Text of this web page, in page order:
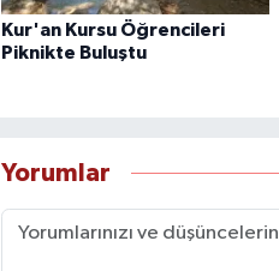
Kur'an Kursu Öğrencileri
Piknikte Buluştu
Yorumlar